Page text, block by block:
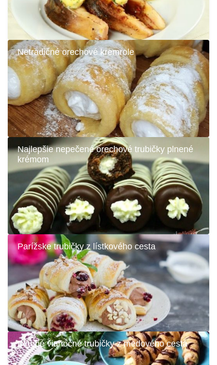
Netradičné orechové kremrole
Najlepšie nepečené orechové trubičky plnené
krémom
Parížske trubičky z lístkového cesta
Plnené vianočné trubičky z medového cesta